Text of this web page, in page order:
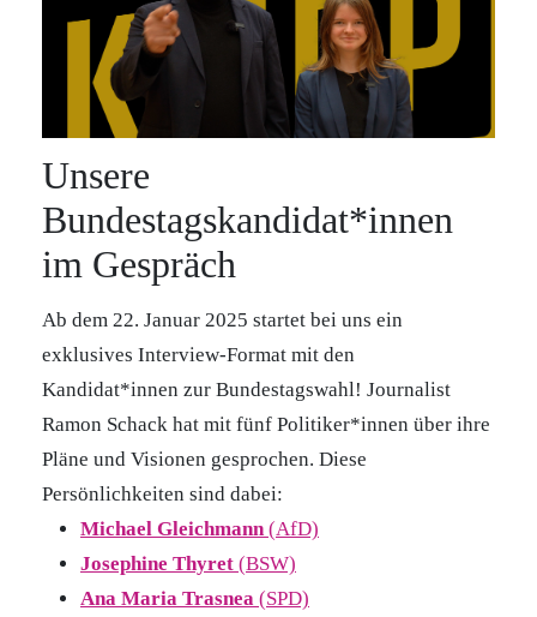
Unsere
Bundestagskandidat*innen
im Gespräch
Ab dem 22. Januar 2025 startet bei uns ein
exklusives Interview-Format mit den
Kandidat*innen zur Bundestagswahl! Journalist
Ramon Schack hat mit fünf Politiker*innen über ihre
Pläne und Visionen gesprochen. Diese
Persönlichkeiten sind dabei:
Michael Gleichmann(AfD)
Josephine Thyret (BSW)
Ana Maria Trasnea (SPD)